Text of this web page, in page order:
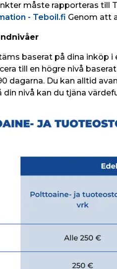
måste rapporteras till
- Teboil.fi Genom att
baserat på dina inköp i
till en högre nivå
dagarna. Du kan alltid
din nivå kan du tjäna